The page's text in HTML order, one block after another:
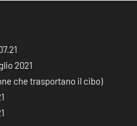
2021
che trasportano il cibo)